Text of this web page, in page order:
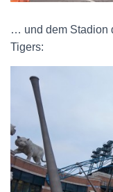
… und dem Stadion
Tigers: